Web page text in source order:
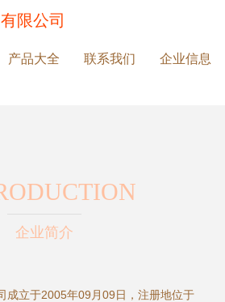
限公司
产品大全 联系我们 企业信息
企业简介
成立于2005年09月09日，注册地位于